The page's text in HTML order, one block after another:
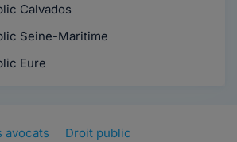
Calvados
Seine-Maritime
Eure
avocats
Droit public